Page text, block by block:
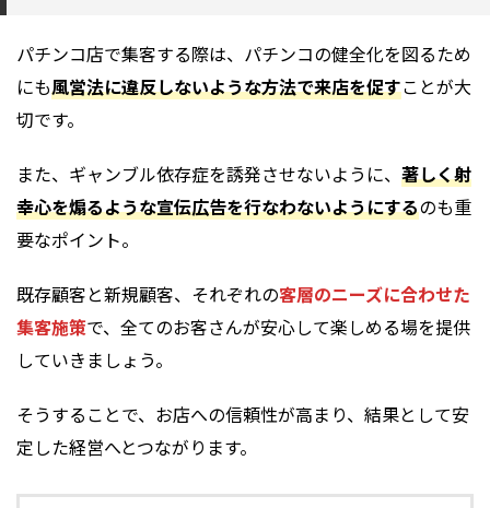
パチンコ店で集客する際は、パチンコの健全化を図るため
にも風営法に違反しないような方法で来店を促すことが大
切です。
また、ギャンブル依存症を誘発させないように、 著しく射
幸心を煽るような宣伝広告を行なわないようにするのも重
要なポイント。
既存顧客と新規顧客、それぞれの客層のニーズに合わせた
集客施策で、全てのお客さんが安心して楽しめる場を提供
していきましょう。
そうすることで、お店への信頼性が高まり、結果として安
定した経営へとつながります。